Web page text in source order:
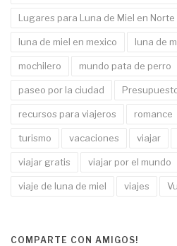
Lugares para Luna de Miel en Norte
luna de miel en mexico luna de
mochilero mundo pata de perro
paseo por la ciudad
recursos para viajeros romance
turismo vacaciones viajar
viajar gratis viajar por el mundo
viaje de luna de miel viajes
COMPARTE CON AMIGOS!